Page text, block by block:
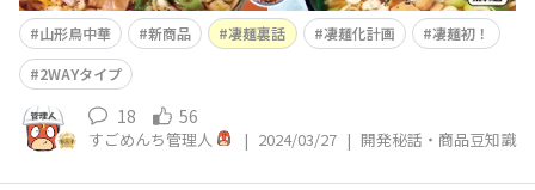
山形鳥中華 新商品 凄麺裏話 凄麺化計画
凄麺初！
2WAYタイプ
18 56
すごめんち管理人 | 2024/03/27 | 開発秘話・商品豆知識